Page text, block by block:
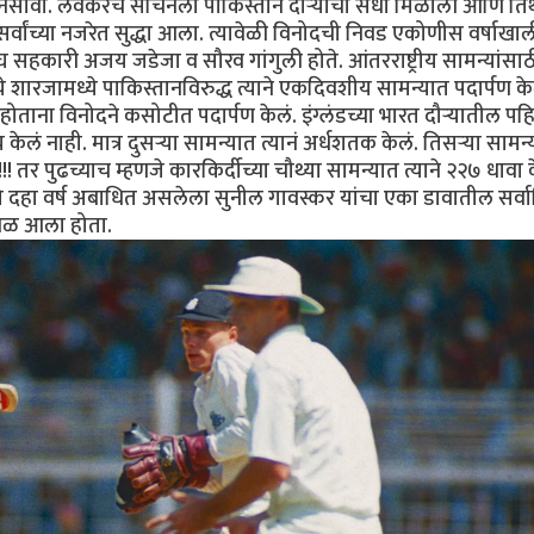
नजरेत सुद्धा आला. त्यावेळी विनोदची निवड एकोणीस
अजय जडेजा व सौरव गांगुली होते. आंतरराष्ट्रीय
पाकिस्तानविरुद्ध त्याने एकदिवशीय सामन्यात पदार्पण
विनोदने कसोटीत पदार्पण केलं. इंग्लंडच्या भारत दौऱ्यातील
नाही. मात्र दुसऱ्या सामन्यात त्यानं अर्धशतक केलं. तिसऱ्या
पुढच्याच म्हणजे कारकिर्दीच्या चौथ्या सामन्यात त्याने २२७
दहा वर्ष अबाधित असलेला सुनील गावस्कर यांचा एका डावातील
आला होता.